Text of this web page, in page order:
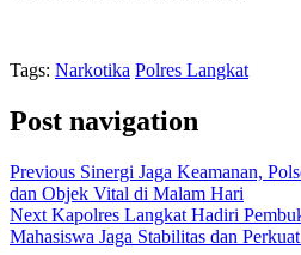
Tags: Narkotika Polres Langkat
Post navigation
Previous Sinergi Jaga Keamanan,
dan Objek Vital di Malam Hari
Next Kapolres Langkat Hadiri
Mahasiswa Jaga Stabilitas dan